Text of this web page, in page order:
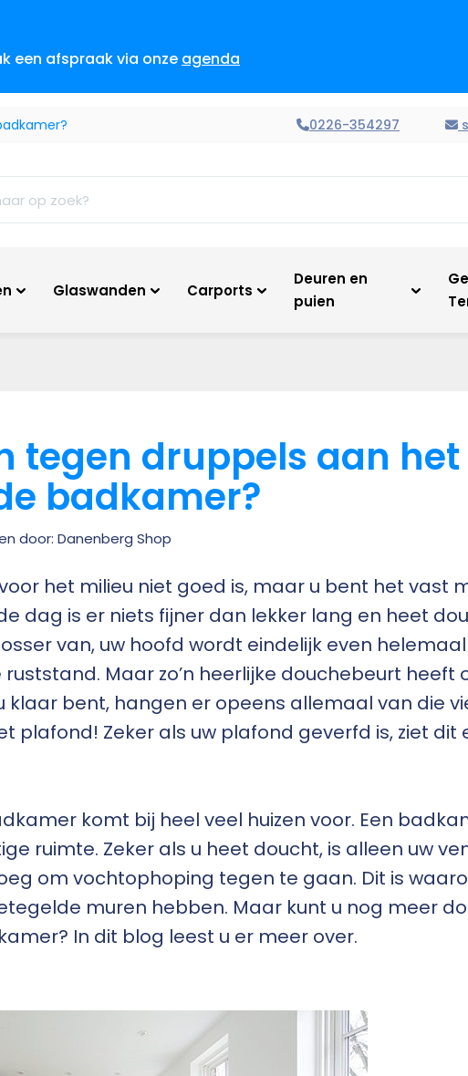
een afspraak via onze agenda
0226-354297
Glaswanden Carports
Deuren en
puien
tegen druppels aan het
badkamer?
door: Danenberg Shop
het milieu niet goed is, maar u bent het vast
dag is er niets fijner dan lekker lang en heet
van, uw hoofd wordt eindelijk even
Maar zo’n heerlijke douchebeurt heeft
klaar bent, hangen er opeens allemaal van die
plafond! Zeker als uw plafond geverfd is, ziet dit
komt bij heel veel huizen voor. Een
ruimte. Zeker als u heet doucht, is alleen uw
om vochtophoping tegen te gaan. Dit is
muren hebben. Maar kunt u nog meer
In dit blog leest u er meer over.